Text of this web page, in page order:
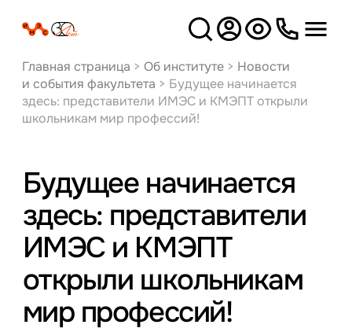
Версия
для слабовидящих
Главная страница > Об институте> Новости
и события факультета > Будущее начинается
здесь: представители ИМЭС и КМЭПТ открыли
школьникам мир профессий!
Будущее начинается
здесь: представители
ИМЭС и КМЭПТ
открыли школьникам
мир профессий!